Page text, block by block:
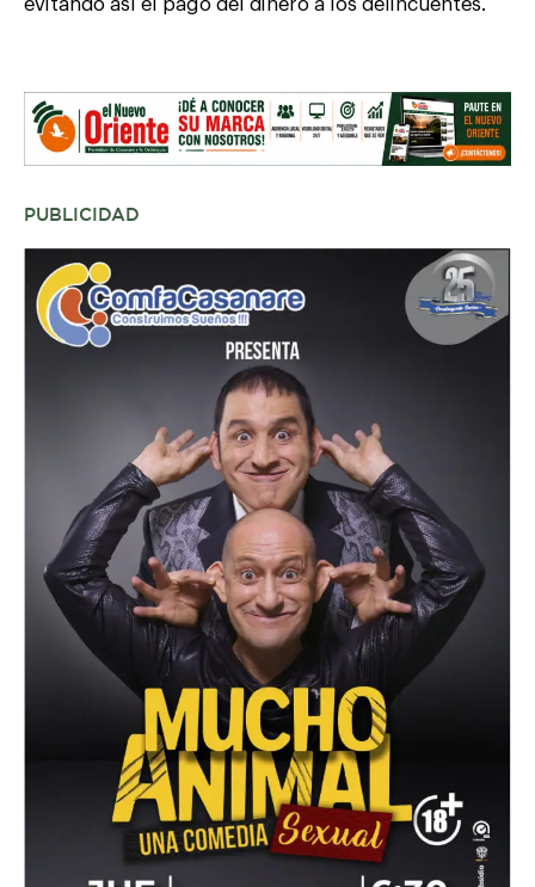
evitando así el pago del dinero a los delincuentes.
PUBLICIDAD